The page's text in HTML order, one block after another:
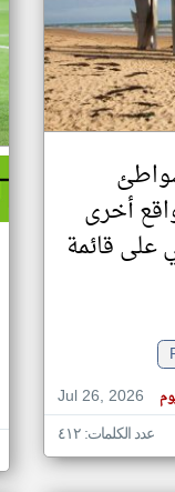
أخرى
على قائمة
Jul 26, 2026
عدد الكلمات: ٤١٢